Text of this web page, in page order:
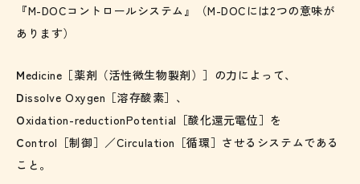
『M-DOCコントロールシステム』（M-DOCには2つの意味が
あります）
Medicine ［薬剤（活性微生物製剤）］の力によって、
Dissolve Oxygen ［溶存酸素］、
Oxidation-reductionPotential ［酸化還元電位］を
Control ［制御］／Circulation ［循環］させるシステムである
こと。